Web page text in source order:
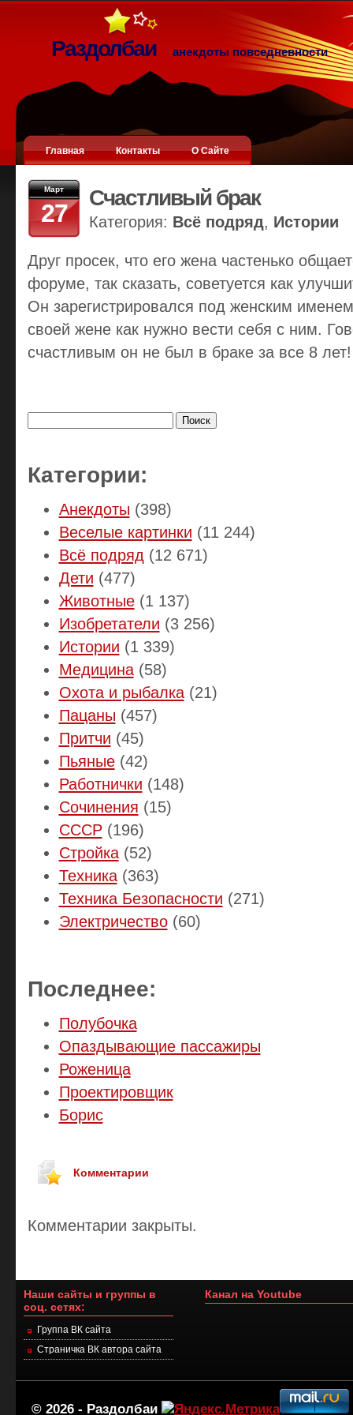
Раздолбаи анекдоты повседневности
Главная Контакты О Сайте
Март
27
Счастливый брак
Категория: Всё подряд, Истории
Друг просек, что его жена частенько
форуме, так сказать, советуется как
Он зарегистрировался под женским
своей жене как нужно вести себя с ним.
счастливым он не был в браке за все 8 лет!
Категории:
Анекдоты (398)
Веселые картинки (11 244)
Всё подряд (12 671)
Дети (477)
Животные(1 137)
Изобретатели (3 256)
Истории (1 339)
Медицина(58)
Охота и рыбалка(21)
Пацаны (457)
Притчи (45)
Пьяные(42)
Работнички (148)
Сочинения (15)
СССР(196)
Стройка(52)
Техника(363)
Техника Безопасности (271)
Электричество(60)
Последнее:
Полубочка
Опаздывающие пассажиры
Роженица
Проектировщик
Борис
Комментарии
Комментарии закрыты.
Наши сайты и группы в
соц. сетях:
Группа ВК сайта
Страничка ВК автора сайта
Канал на Youtube
© 2026 - Раздолбаи